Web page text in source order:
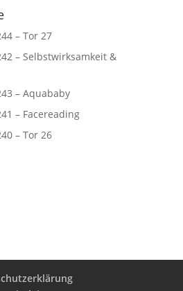
– Tor 27
– Selbstwirksamkeit &
– Aquababy
– Facereading
– Tor 26